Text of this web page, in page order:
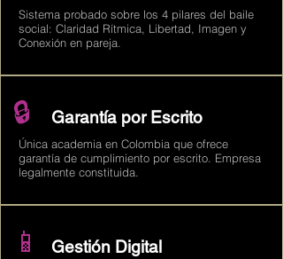
Sistema probado sobre los 4 pilares del baile
social: Claridad Rítmica, Libertad, Imagen y
Conexión en pareja.
🔒 Garantía por Escrito
Única academia en Colombia que ofrece
garantía de cumplimiento por escrito. Empresa
legalmente constituida.
📱 Gestión Digital